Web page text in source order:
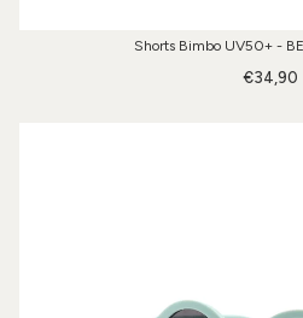
Shorts Bimbo UV50+ -
€34,90